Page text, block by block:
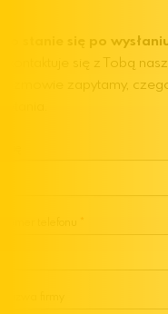
Co stanie się po
Skontaktuje się z Tobą
rozmowie zapytamy,